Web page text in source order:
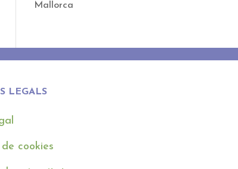
Mallorca
LEGALS
cookies